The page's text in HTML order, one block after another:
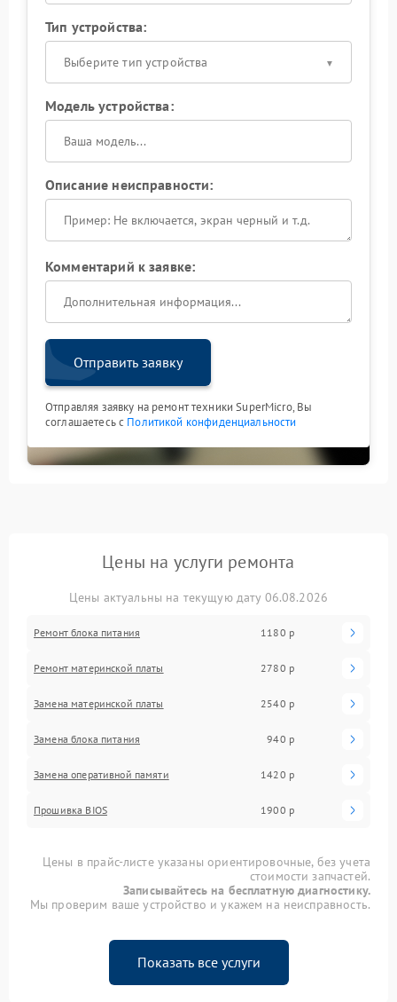
Тип устройства:
Выберите тип устройства
Модель устройства:
Описание неисправности:
Комментарий к заявке:
Отправить заявку
Отправляя заявку на ремонт техники SuperMicro, Вы
соглашаетесь с Политикой конфиденциальности
Цены на услуги ремонта
Цены актуальны на текущую дату 06.08.2026
Ремонт блока питания 1180 р
Ремонт материнской платы 2780 р
Замена материнской платы 2540 р
Замена блока питания 940 р
Замена оперативной памяти 1420 р
Прошивка BIOS 1900 р
Цены в прайс-листе указаны ориентировочные, без учета
стоимости запчастей.
Записывайтесь на бесплатную диагностику.
Мы проверим ваше устройство и укажем на неисправность.
Показать все услуги